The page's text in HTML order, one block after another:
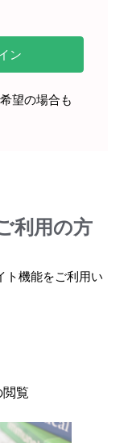
［EMP008］
望の場合も
利用の方
ト機能をご利用い
覧